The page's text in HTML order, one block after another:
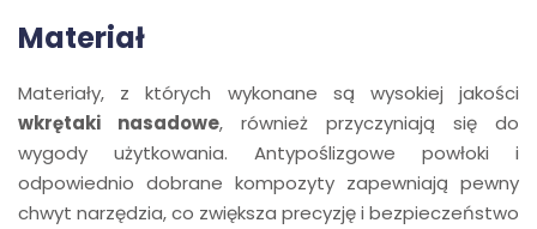
Materiał
Materiały, z których wykonane są wysokiej jakości
wkrętaki nasadowe, również przyczyniają się do
wygody użytkowania. Antypoślizgowe powłoki i
odpowiednio dobrane kompozyty zapewniają pewny
chwyt narzędzia, co zwiększa precyzję i bezpieczeństwo